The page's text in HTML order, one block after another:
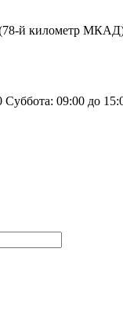
(78-й километр
09:00 до